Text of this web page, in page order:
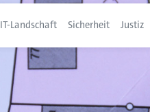
IT-Landschaft Sicherheit Justiz